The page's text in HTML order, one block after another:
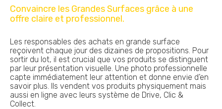
Convaincre les Grandes Surfaces grâce à une
offre claire et professionnel.
Les responsables des achats en grande surface
reçoivent chaque jour des dizaines de propositions. Pour
sortir du lot, il est crucial que vos produits se distinguent
par leur présentation visuelle. Une photo professionnelle
capte immédiatement leur attention et donne envie d’en
savoir plus. Ils vendent vos produits physiquement mais
aussi en ligne avec leurs système de Drive, Clic &
Collect.